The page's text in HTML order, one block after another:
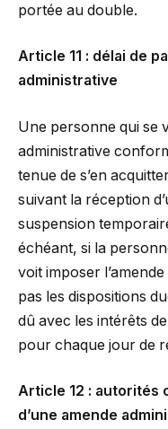
portée au double.
Article 11 : délai de
administrative
Une personne qui se
administrative
tenue de s’en
suivant la réception
suspension
échéant, si la
voit imposer
pas les dispositions
dû avec les intérêts
pour chaque jour de
Article 12 : autorités
d’une amende